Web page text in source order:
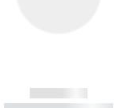
------------